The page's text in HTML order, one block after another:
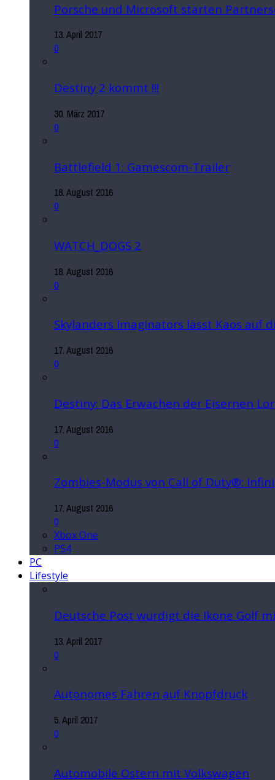
Porsche und Microsoft starten
13. April 2017
0
Destiny 2 kommt !!!
30. März 2017
0
Battlefield 1: Gamescom-Trailer
18. August 2016
0
WATCH_DOGS 2
18. August 2016
0
Skylanders Imaginators lässt Kaos auf
17. August 2016
0
Destiny: Das Erwachen der Eisernen
17. August 2016
0
Zombies-Modus von Call of Duty®:
17. August 2016
0
Xbox One
PS4
PC
Lifestyle
Deutsche Post würdigt die Ikone Golf
13. April 2017
0
Autonomes Fahren auf Knopfdruck
5. April 2017
0
Automobile Ostern mit Volkswagen